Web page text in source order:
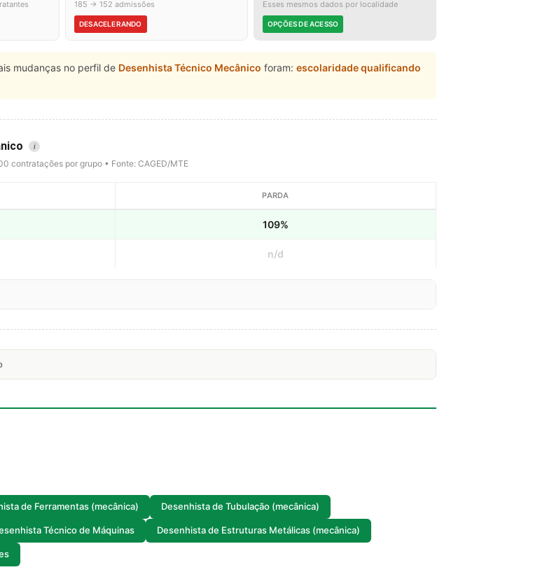
185 → 152 admissões
DESACELERANDO
Esses mesmos dados por localidade
OPÇÕES DE ACESSO
mudanças no perfil de Desenhista Técnico Mecânico foram: escolaridade qualificando
i
contratações por grupo • Fonte: CAGED/MTE
PARDA
109%
n/d
de Ferramentas (mecânica) Desenhista de Tubulação (mecânica)
Técnico de Máquinas Desenhista de Estruturas Metálicas (mecânica)